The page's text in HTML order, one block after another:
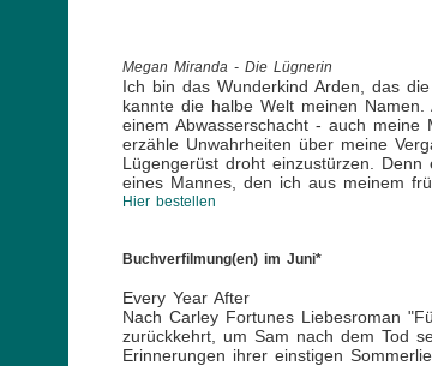
Megan Miranda - Die Lügnerin
Ich bin das Wunderkind Arden, das
kannte die halbe Welt meinen
einem Abwasserschacht - auch
erzähle Unwahrheiten über meine
Lügengerüst droht einzustürzen.
eines Mannes, den ich aus meinem
Hier bestellen
Buchverfilmung(en) im Juni*
Every Year After
Nach Carley Fortunes Liebesroman
zurückkehrt, um Sam nach dem Tod
Erinnerungen ihrer einstigen